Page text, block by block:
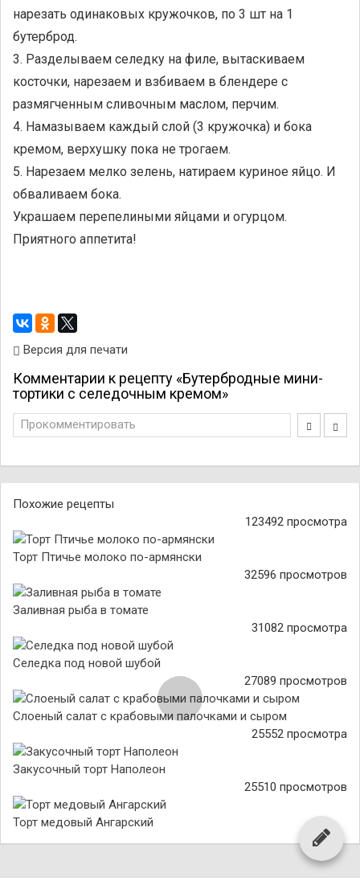
нарезать одинаковых кружочков, по 3 шт на 1
бутерброд.
3. Разделываем селедку на филе, вытаскиваем
косточки, нарезаем и взбиваем в блендере с
размягченным сливочным маслом, перчим.
4. Намазываем каждый слой (3 кружочка) и бока
кремом, верхушку пока не трогаем.
5. Нарезаем мелко зелень, натираем куриное яйцо. И
обваливаем бока.
Украшаем перепелиными яйцами и огурцом.
Приятного аппетита!
Версия для печати
Комментарии к рецепту «Бутербродные мини-
тортики с селедочным кремом»
Прокомментировать
Похожие рецепты
123492 просмотра
Торт Птичье молоко по-армянски
32596 просмотров
Заливная рыба в томате
31082 просмотра
Селедка под новой шубой
27089 просмотров
Слоеный салат с крабовыми палочками и сыром
25552 просмотра
Закусочный торт Наполеон
25510 просмотров
Торт медовый Ангарский